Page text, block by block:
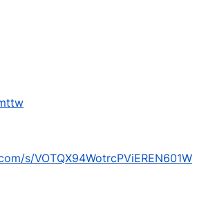
s/VOTQX94WotrcPViEREN601W